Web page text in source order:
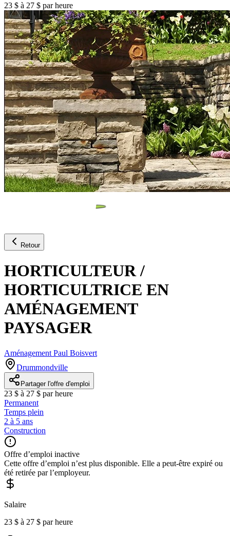
23 $ à 27 $ par heure
Retour
HORTICULTEUR /
HORTICULTRICE EN
AMÉNAGEMENT
PAYSAGER
Aménagement Paul Boisvert
Drummondville
Partager l'offre d'emploi
23 $ à 27 $ par heure
Permanent
Temps plein
2 à 5 ans
Construction
Offre d’emploi inactive
Cette offre d’emploi n’est plus disponible. Elle a peut-être expiré ou
été retirée par l’employeur.
Salaire
23 $ à 27 $ par heure